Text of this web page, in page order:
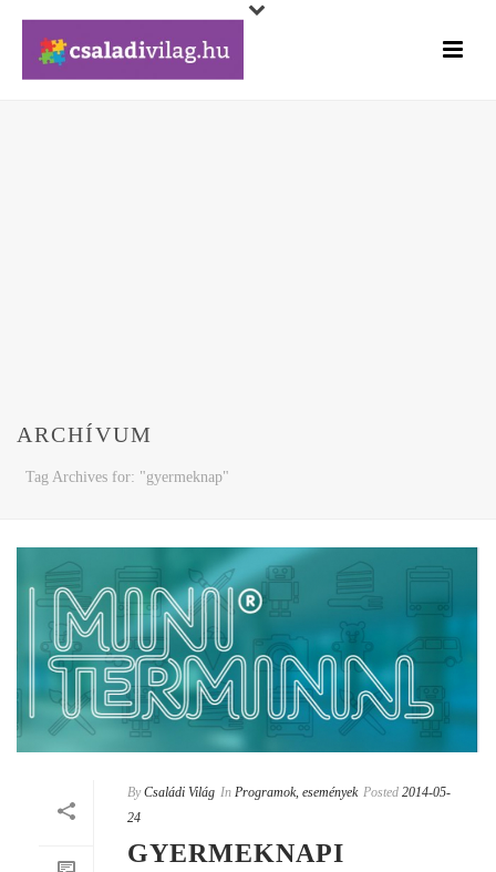
ARCHÍVUM
Tag Archives for: "gyermeknap"
By Családi Világ In Programok, események Posted 2014-05-
24
GYERMEKNAPI